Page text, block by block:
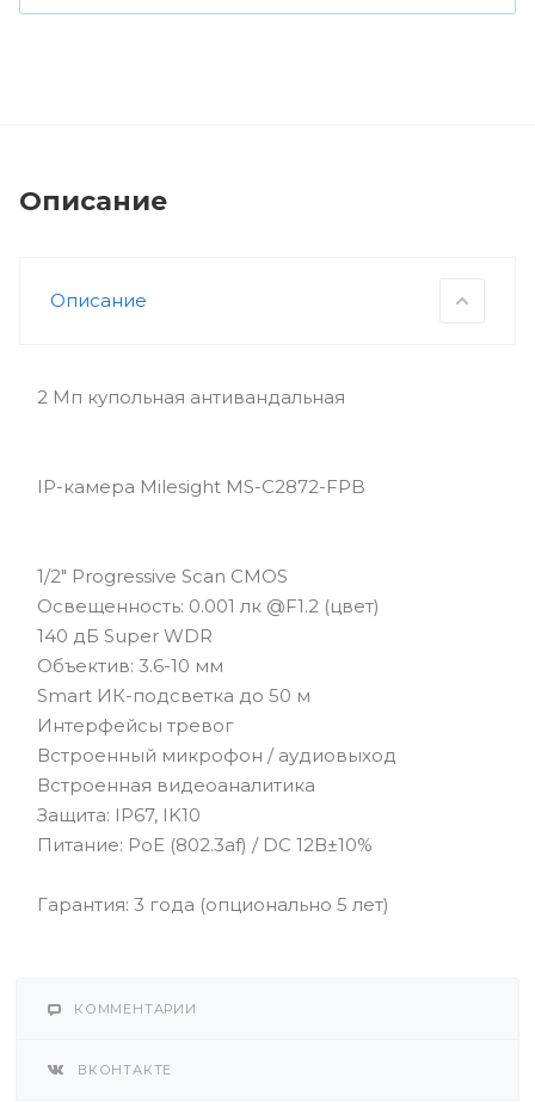
Описание
Описание
2 Мп купольная антивандальная
IP-камера Milesight MS-C2872-FPB
1/2" Progressive Scan CMOS
Освещенность: 0.001 лк @F1.2 (цвет)
140 дБ Super WDR
Объектив: 3.6-10 мм
Smart ИК-подсветка до 50 м
Интерфейсы тревог
Встроенный микрофон / аудиовыход
Встроенная видеоаналитика
Защита: IP67, IK10
Питание: PoE (802.3af) / DC 12В±10%
Гарантия: 3 года (опционально 5 лет)
КОММЕНТАРИИ
ВКОНТАКТЕ